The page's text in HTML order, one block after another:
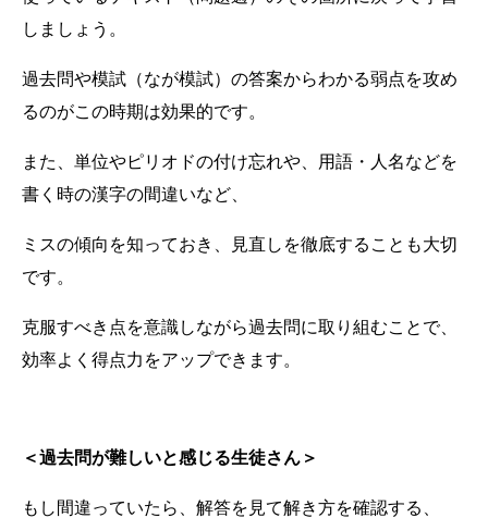
しましょう。
過去問や模試（なが模試）の答案からわかる弱点を攻め
るのがこの時期は効果的です。
また、単位やピリオドの付け忘れや、用語・人名などを
書く時の漢字の間違いなど、
ミスの傾向を知っておき、見直しを徹底することも大切
です。
克服すべき点を意識しながら過去問に取り組むことで、
効率よく得点力をアップできます。
＜過去問が難しいと感じる生徒さん＞
もし間違っていたら、解答を見て解き方を確認する、